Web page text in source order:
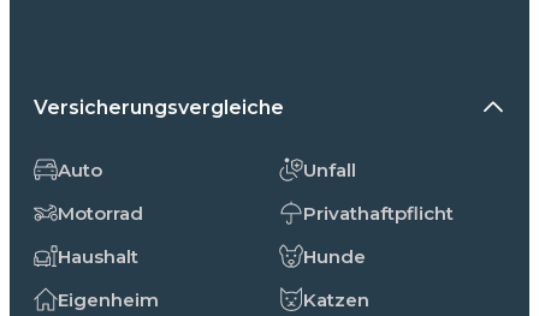
Versicherungsvergleiche
Auto
Motorrad
Haushalt
Eigenheim
Unfall
Privathaftpflicht
Hunde
Katzen